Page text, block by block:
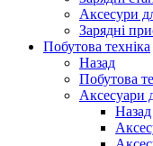
Аксесури
Зарядні
Побутова техніка
Назад
Побутова
Аксесуари
Назад